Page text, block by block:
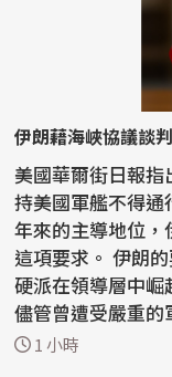
伊朗藉海峽協議談
美國華爾街日報
持美國軍艦不得
年來的主導地位
這項要求。 伊朗的要求凸顯伊斯蘭革命衛隊（IRGC）強
硬派在領導層中崛
儘管曾遭受嚴重
搖...1 小時